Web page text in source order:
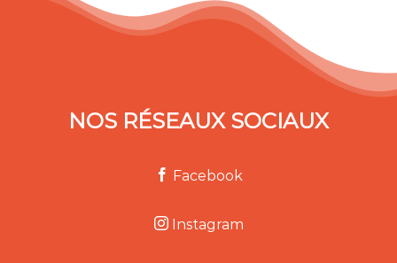
NOS RÉSEAUX SOCIAUX
Facebook
Instagram